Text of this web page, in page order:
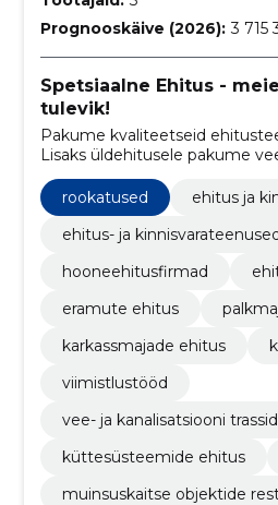
Prognooskäive (2026): 3 715
Spetsiaalne Ehitus -
tulevik!
Pakume kvaliteetseid
Lisaks üldehitusele pakume
kanalisatsioonisüsteemide
ventilatsiooni,kütte ja-
rookatused
ehitus ja
ehitus- ja
hooneehitusfirmad
eramute ehitus
karkassmajade ehitus
viimistlustööd
vee- ja kanalisatsiooni
küttesüsteemide ehitus
muinsuskaitse objektide